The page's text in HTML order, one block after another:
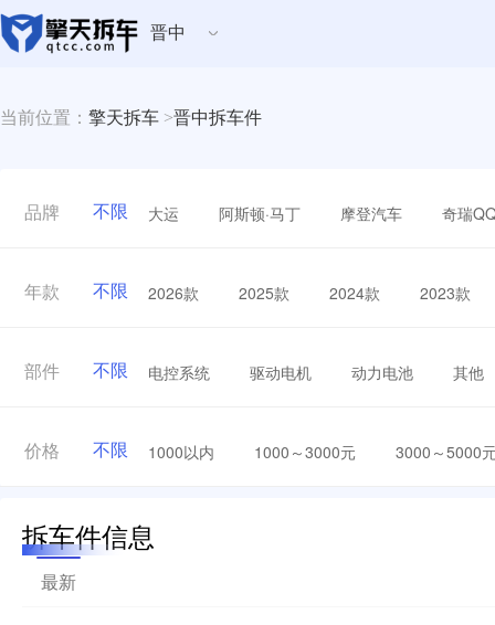
晋中
当前位置： 擎天拆车 >晋中拆车件
品牌 不限 大运 阿斯顿·马丁 摩登汽车 奇瑞
年款 不限 2026款 2025款 2024款 2023款
部件 不限 电控系统 驱动电机 动力电池 其他
价格 不限 1000以内 1000～3000元 3000～5000
拆车件信息
最新